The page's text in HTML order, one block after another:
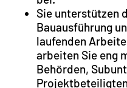
Sie unterstützen
Bauausführung
laufenden
arbeiten Sie eng
Behörden,